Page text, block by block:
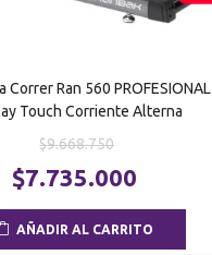
Correr Ran 560 PROFESIONAL
Touch Corriente Alterna
$9.668.750El
precio
original
$7.735.000
AÑADIR AL CARRITO